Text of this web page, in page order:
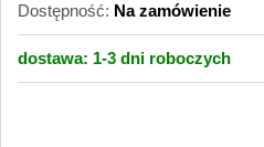
Dostępność: Na zamówienie
dostawa: 1-3 dni roboczych